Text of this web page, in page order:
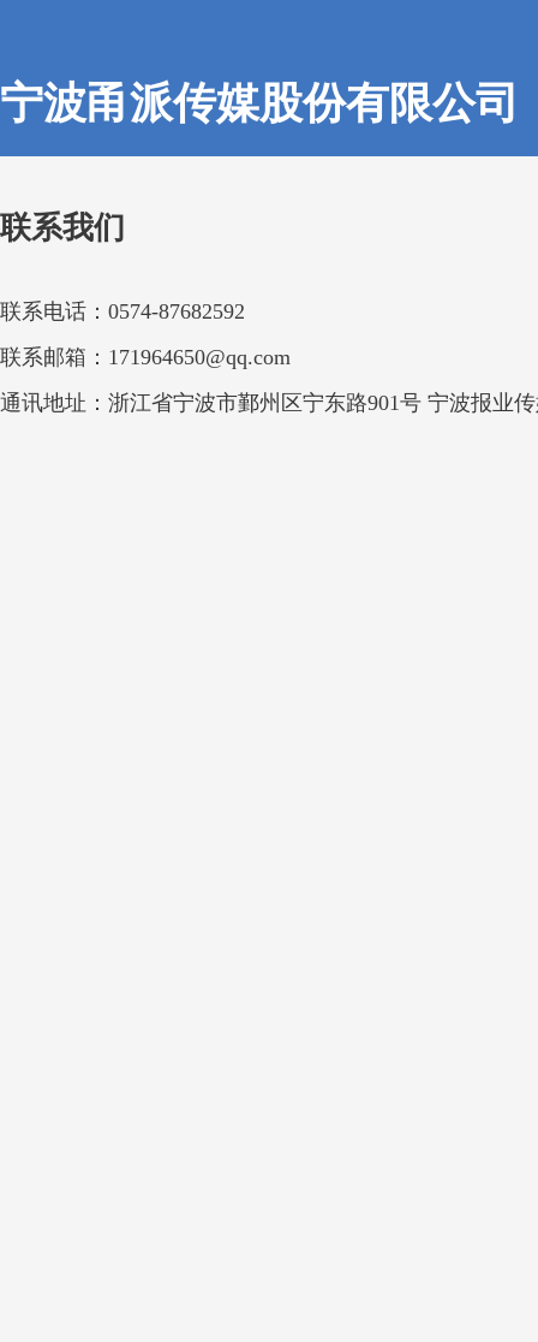
宁波甬派传媒股份有限公司
联系我们
联系电话：0574-87682592
联系邮箱：171964650@qq.com
通讯地址：浙江省宁波市鄞州区宁东路901号 宁波报业